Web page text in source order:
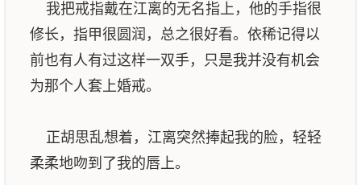
我把戒指戴在江离的无名指上，他的手指很
修长，指甲很圆润，总之很好看。依稀记得以
前也有人有过这样一双手，只是我并没有机会
为那个人套上婚戒。
正胡思乱想着，江离突然捧起我的脸，轻轻
柔柔地吻到了我的唇上。